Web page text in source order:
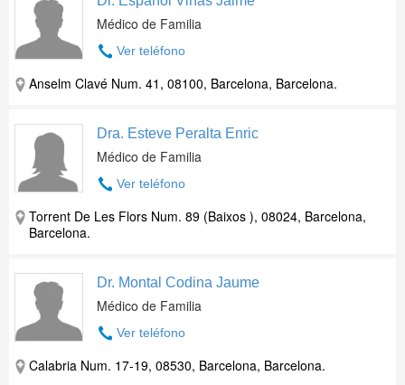
Médico de Familia
Ver teléfono
Anselm Clavé Num. 41, 08100, Barcelona, Barcelona.
Dra. Esteve Peralta Enric
Médico de Familia
Ver teléfono
Torrent De Les Flors Num. 89 (Baixos ), 08024, Barcelona,
Barcelona.
Dr. Montal Codina Jaume
Médico de Familia
Ver teléfono
Calabria Num. 17-19, 08530, Barcelona, Barcelona.